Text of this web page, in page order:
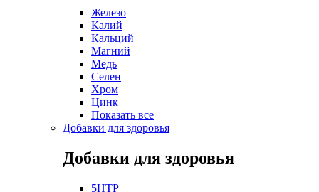
Железо
Калий
Кальций
Магний
Медь
Селен
Хром
Цинк
Показать все
Добавки для здоровья
Добавки для здоровья
5HTP